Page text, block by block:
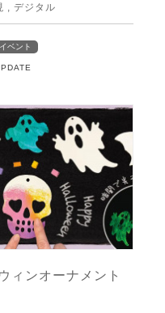
デジタル
イベント
ィンオーナメント